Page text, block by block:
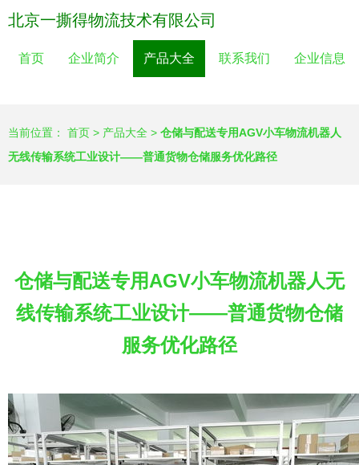
北京一撕得物流技术有限公司
首页 企业简介 产品大全 联系我们 企业信息
当前位置： 首页 > 产品大全 > 仓储与配送专用AGV小车物流机器人
无线传输系统工业设计——普通货物仓储服务优化路径
仓储与配送专用AGV小车物流机器人无
线传输系统工业设计——普通货物仓储
服务优化路径